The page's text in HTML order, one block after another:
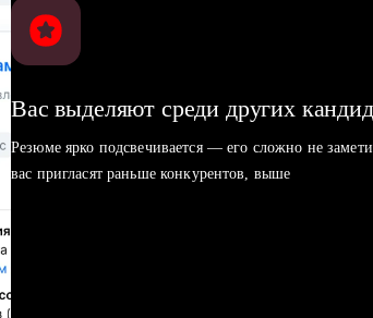
Вас выделяют среди других
Резюме ярко подсвечивается — его сложно не
вас пригласят раньше конкурентов, выше